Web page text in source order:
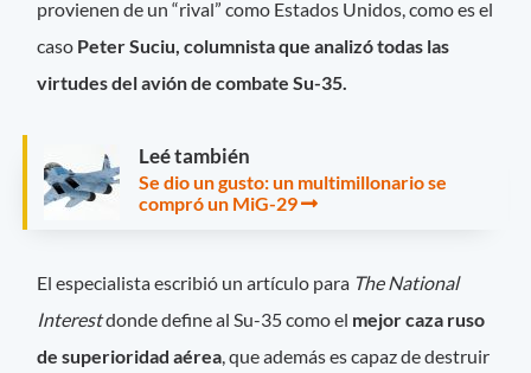
provienen de un “rival” como Estados Unidos, como es el
caso Peter Suciu, columnista que analizó todas las
virtudes del avión de combate Su-35.
Leé también
Se dio un gusto: un multimillonario se
compró un MiG-29
El especialista escribió un artículo para The National
Interestdonde define al Su-35 como el mejor caza ruso
de superioridad aérea, que además es capaz de destruir